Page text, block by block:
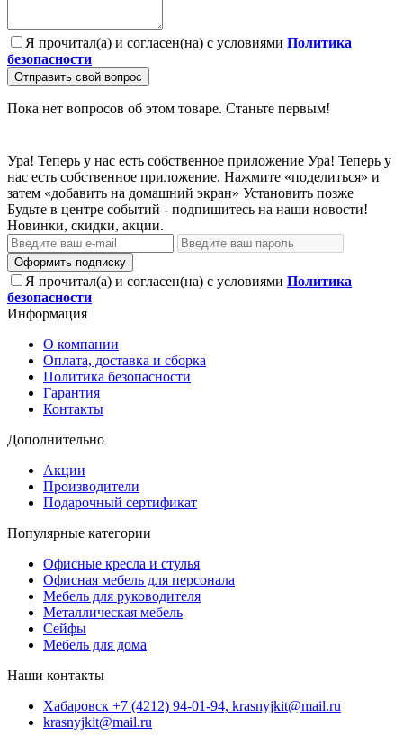
Я прочитал(а) и согласен(на) с условиями Политика
безопасности
Отправить свой вопрос
Пока нет вопросов об этом товаре. Станьте первым!
Ура! Теперь у нас есть собственное приложение Ура! Теперь у
нас есть собственное приложение. Нажмите «поделиться» и
затем «добавить на домашний экран» Установить позже
Будьте в центре событий - подпишитесь на наши новости!
Новинки, скидки, акции.
Оформить подписку
Я прочитал(а) и согласен(на) с условиями Политика
безопасности
Информация
О компании
Оплата, доставка и сборка
Политика безопасности
Гарантия
Контакты
Дополнительно
Акции
Производители
Подарочный сертификат
Популярные категории
Офисные кресла и стулья
Офисная мебель для персонала
Мебель для руководителя
Металлическая мебель
Сейфы
Мебель для дома
Наши контакты
Хабаровск +7 (4212) 94-01-94, krasnyjkit@mail.ru
krasnyjkit@mail.ru